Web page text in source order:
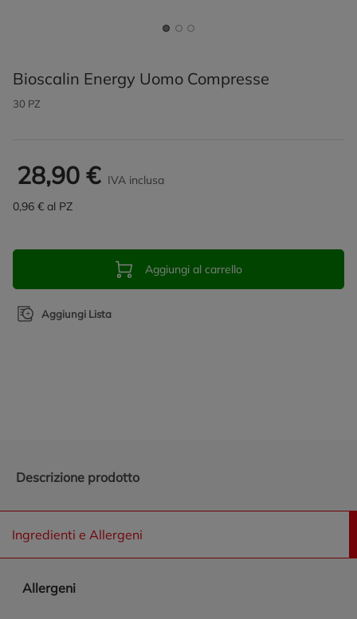
Bioscalin Energy Uomo Compresse
30 PZ
28,90 € IVA inclusa
0,96 € al PZ
Aggiungi al carrello
Aggiungi Lista
Descrizione prodotto
Ingredienti e Allergeni
Allergeni